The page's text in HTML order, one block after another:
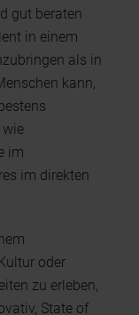
gut beraten
in einem
als in
kann,
wie
im
im direkten
oder
zu erleben,
State of